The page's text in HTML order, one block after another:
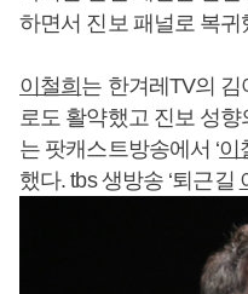
하면서 진보 패널로 복귀
이철희 는 한겨레TV의
로도 활약했고 진보 성
는 팟캐스트방송에서 ‘이
했다. tbs 생방송 ‘퇴근길